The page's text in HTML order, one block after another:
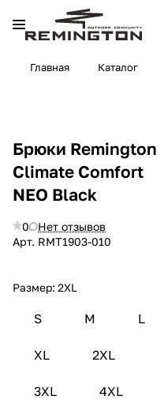
Главная Каталог
Брюки Remington
Сlimate Сomfort
NEO Black
0
Нет отзывов
Арт. RMТ1903-010
Размер: 2XL
S M L
XL 2XL
3XL 4XL